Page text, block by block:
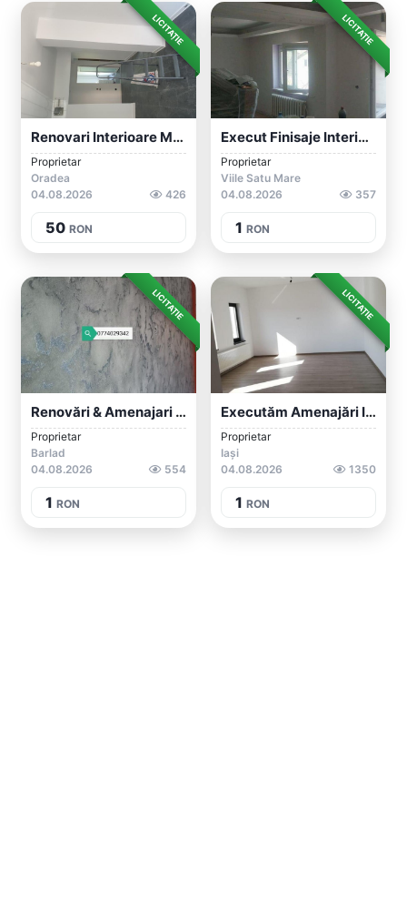
LICITAȚIE
Renovari Interioare Meserias
Proprietar
Oradea
04.08.2026
426
50 RON
LICITAȚIE
Execut Finisaje Interioare/exterioare
Proprietar
Viile Satu Mare
04.08.2026
357
1 RON
LICITAȚIE
Renovări & Amenajari Interioare Si Exter...
Proprietar
Barlad
04.08.2026
554
1 RON
LICITAȚIE
Executăm Amenajări Interioare
Proprietar
Iași
04.08.2026
1350
1 RON